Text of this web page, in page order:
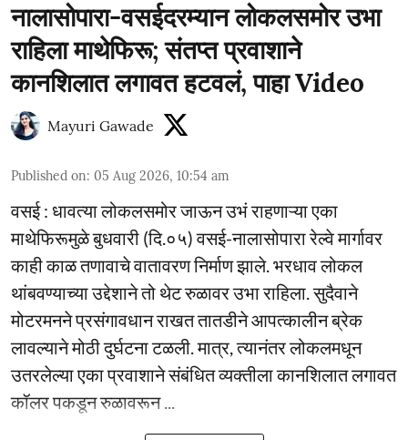
नालासोपारा-वसईदरम्यान लोकलसमोर उभा
राहिला माथेफिरू; संतप्त प्रवाशाने
कानशिलात लगावत हटवलं, पाहा Video
Mayuri Gawade
Published on: 05 Aug 2026, 10:54 am
वसई : धावत्या लोकलसमोर जाऊन उभं राहणाऱ्या एका
माथेफिरूमुळे बुधवारी (दि.०५) वसई-नालासोपारा रेल्वे मार्गावर
काही काळ तणावाचे वातावरण निर्माण झाले. भरधाव लोकल
थांबवण्याच्या उद्देशाने तो थेट रुळावर उभा राहिला. सुदैवाने
मोटरमनने प्रसंगावधान राखत तातडीने आपत्कालीन ब्रेक
लावल्याने मोठी दुर्घटना टळली. मात्र, त्यानंतर लोकलमधून
उतरलेल्या एका प्रवाशाने संबंधित व्यक्तीला कानशिलात लगावत
कॉलर पकडून रुळावरून ...